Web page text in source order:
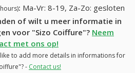
: Ma-Vr: 8-19, Za-Zo: gesloten
of wilt u meer informatie in
voor "Sizo Coiffure"? Neem
met ons op!
to add more details in informations for
- Contact us!